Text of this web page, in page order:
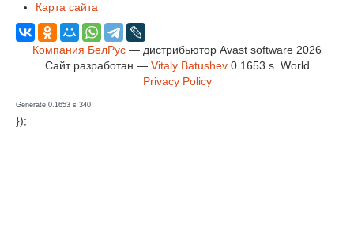
Карта сайта
Компания БелРус — дистрибьютор Avast software 2026
Сайт разработан — Vitaly Batushev0.1653 s. World
Privacy Policy
Generate 0.1653 s 340
});